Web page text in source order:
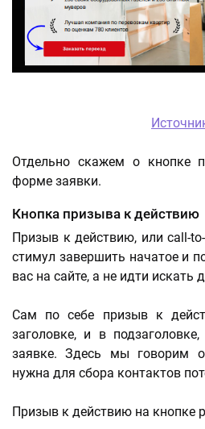
Отдельно скажем о кнопке
форме заявки.
Кнопка призыва к действию
Призыв к действию, или call-
стимул завершить начатое и
вас на сайте, а не идти искать
Сам по себе призыв к
заголовке, и в
заявке. Здесь мы говорим
нужна для сбора контактов
Призыв к действию на кнопке